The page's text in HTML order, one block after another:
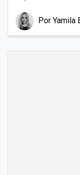
Por Yamila